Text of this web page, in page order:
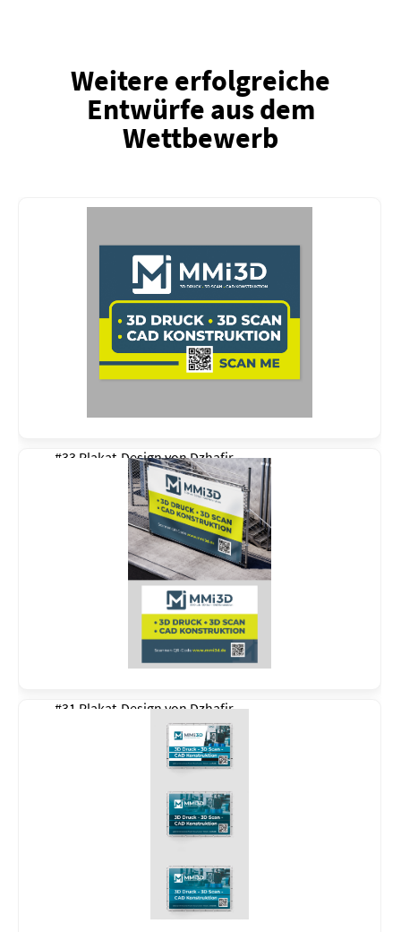
Weitere erfolgreiche
Entwürfe aus dem
Wettbewerb
#33 Plakat-Design vonDzhafir
#31 Plakat-Design vonDzhafir